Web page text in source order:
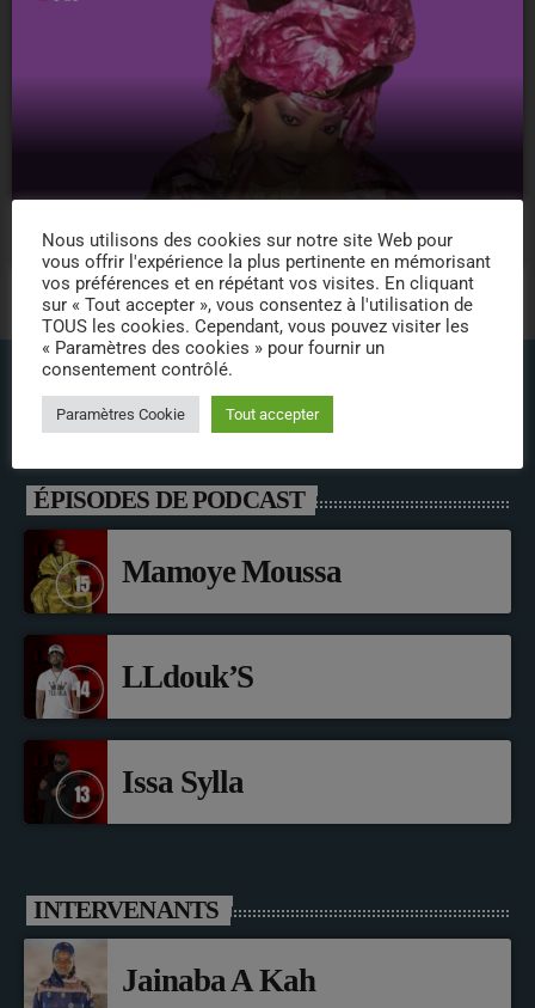
ÉPISODES DE PODCAST
Mamoye Moussa
LLdouk’S
Issa Sylla
INTERVENANTS
Jainaba A Kah
Nous utilisons des cookies sur notre site Web pour
vous offrir l'expérience la plus pertinente en mémorisant
vos préférences et en répétant vos visites. En cliquant
sur « Tout accepter », vous consentez à l'utilisation de
TOUS les cookies. Cependant, vous pouvez visiter les
« Paramètres des cookies » pour fournir un
consentement contrôlé.
Paramètres Cookie Tout accepter